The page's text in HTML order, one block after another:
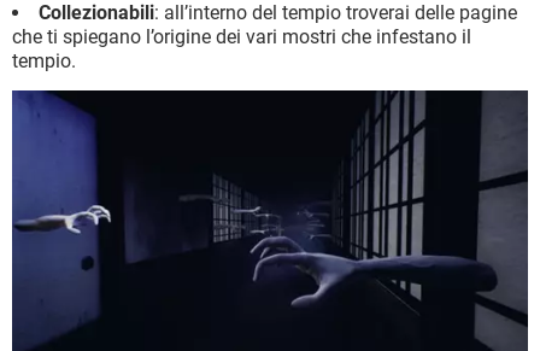
Collezionabili: all’interno del tempio troverai delle pagine
che ti spiegano l’origine dei vari mostri che infestano il
tempio.